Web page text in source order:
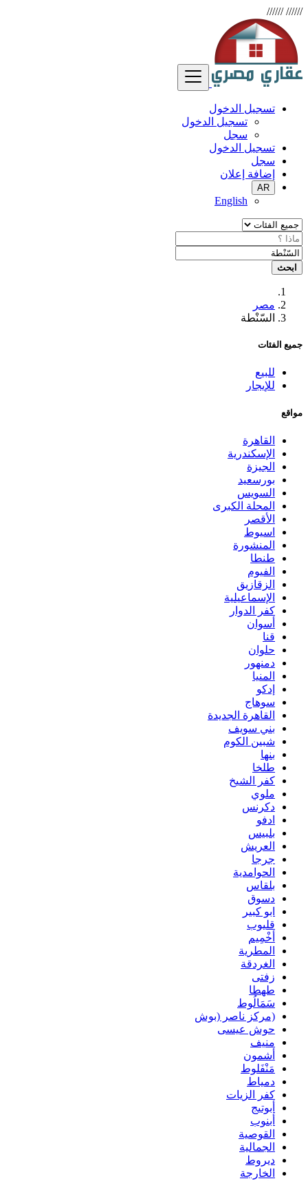
//////
//////
تسجيل الدخول
تسجيل الدخول
سجل
تسجيل الدخول
سجل
إضافة إعلان
AR
English
ابحث
مصر
السّنْطة
جميع الفئات
للبيع
للإيجار
مواقع
القاهرة
الإسكندرية
الجيزة
بورسعيد
السويس
المحلة الكبرى
الأقصر
اسيوط
المنشورة
طنطا
الفيوم
الزقازيق
الإسماعيلية
كفر الدوار
أسوان
قنا
حلوان
دمنهور
المنيا
إدكو
سوهاج
القاهرة الجديدة
بني سويف
شبين الكوم
بنها
طلخا
كفر الشيخ
ملوي
دكرنس
ادفو
بلبيس
العريش
جرجا
الحوامدية
بلقاس
دسوق
ابو كبير
قليوب
أخْمِيم
المطرية
الغردقة
زفتى
طهطا
سَمَالُوط
(مركز ناصر (بوش
حوش عيسى
منيف
أشمون
مَنْفَلوط
دمياط
كفر الزيات
أبوتيج
أبنوب
القوصية
الجمالية
ديروط
الخارجة